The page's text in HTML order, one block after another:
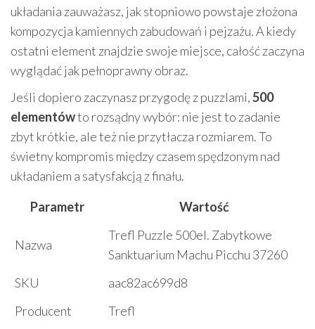
układania zauważasz, jak stopniowo powstaje złożona
kompozycja kamiennych zabudowań i pejzażu. A kiedy
ostatni element znajdzie swoje miejsce, całość zaczyna
wyglądać jak pełnoprawny obraz.
Jeśli dopiero zaczynasz przygodę z puzzlami,500
elementówto rozsądny wybór: nie jest to zadanie
zbyt krótkie, ale też nie przytłacza rozmiarem. To
świetny kompromis między czasem spędzonym nad
układaniem a satysfakcją z finału.
Parametr
Wartość
Nazwa
Trefl Puzzle 500el. Zabytkowe
Sanktuarium Machu Picchu 37260
SKU
aac82ac699d8
Producent
Trefl